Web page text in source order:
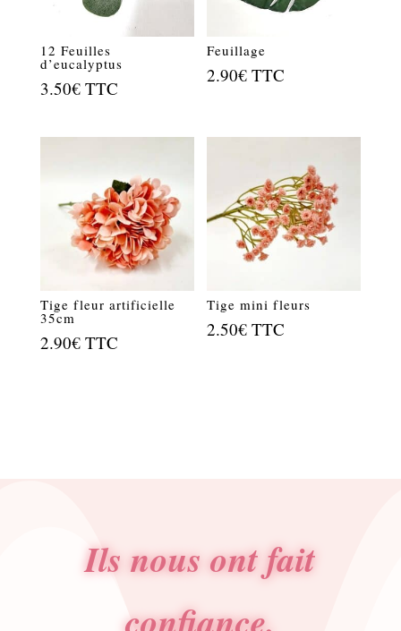
12 Feuilles
d’eucalyptus
3.50€ TTC
Feuillage
2.90€ TTC
Tige fleur artificielle
35cm
2.90€ TTC
Tige mini fleurs
2.50€ TTC
Ils nous ont fait